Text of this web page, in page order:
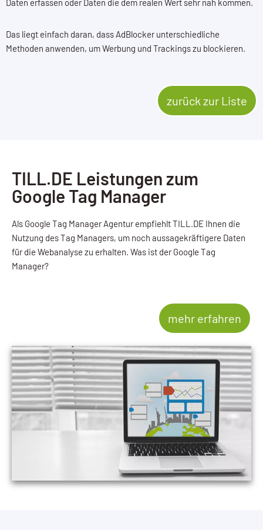
Daten erfassen oder Daten die dem realen Wert sehr nah kommen.
Das liegt einfach daran, dass AdBlocker unterschiedliche
Methoden anwenden, um Werbung und Trackings zu blockieren.
zurück zur Liste
TILL.DE Leistungen zum
Google Tag Manager
Als Google Tag Manager Agentur empfiehlt TILL.DE Ihnen die
Nutzung des Tag Managers, um noch aussagekräftigere Daten
für die Webanalyse zu erhalten. Was ist der Google Tag
Manager?
mehr erfahren